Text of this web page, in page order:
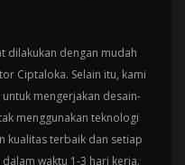
dilakukan dengan mudah
Ciptaloka. Selain itu, kami
mengerjakan desain-
menggunakan teknologi
kualitas terbaik dan setiap
waktu 1-3 hari kerja.